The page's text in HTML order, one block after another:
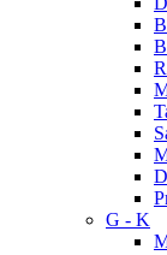
G - K